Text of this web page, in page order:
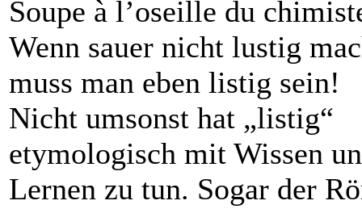
Soupe à l’oseille du
Wenn sauer nicht lustig
muss man eben listig sein!
Nicht umsonst hat „listig“
etymologisch mit Wissen
Lernen zu tun. Sogar der